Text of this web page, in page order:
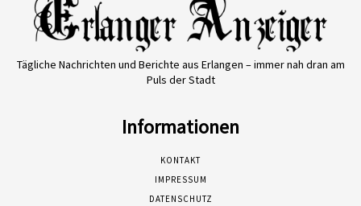
Tägliche Nachrichten und Berichte aus Erlangen – immer nah dran am
Puls der Stadt
Informationen
KONTAKT
IMPRESSUM
DATENSCHUTZ